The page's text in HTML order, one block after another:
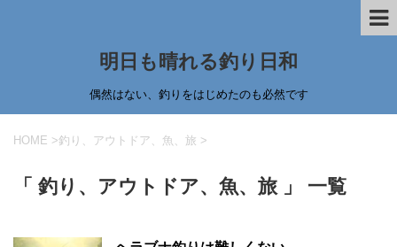
明日も晴れる釣り日和
偶然はない、釣りをはじめたのも必然です
HOME >釣り、アウトドア、魚、旅 >
「 釣り、アウトドア、魚、旅 」 一覧